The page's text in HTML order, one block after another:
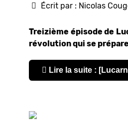
Écrit par : Nicolas
Treizième épisode de
révolution qui se
Lire la suite :